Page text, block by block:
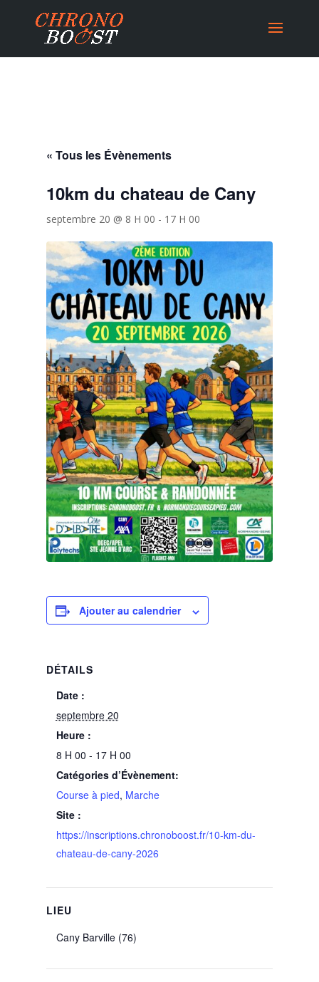
« Tous les Évènements
10km du chateau de Cany
septembre 20 @ 8 H 00 - 17 H 00
Ajouter au calendrier
DÉTAILS
Date :
septembre 20
Heure :
8 H 00 - 17 H 00
Catégories d’Évènement:
Course à pied, Marche
Site :
https://inscriptions.chronoboost.fr/10-km-du-
chateau-de-cany-2026
LIEU
Cany Barville (76)